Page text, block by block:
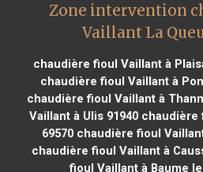
Zone intervention
Vaillant La
chaudière fioul Vaillant à
chaudière fioul Vaillant à
chaudière fioul Vaillant à
Vaillant à Ulis 91940 chaudière
69570 chaudière fioul
chaudière fioul Vaillant à
fioul Vaillant à Baume